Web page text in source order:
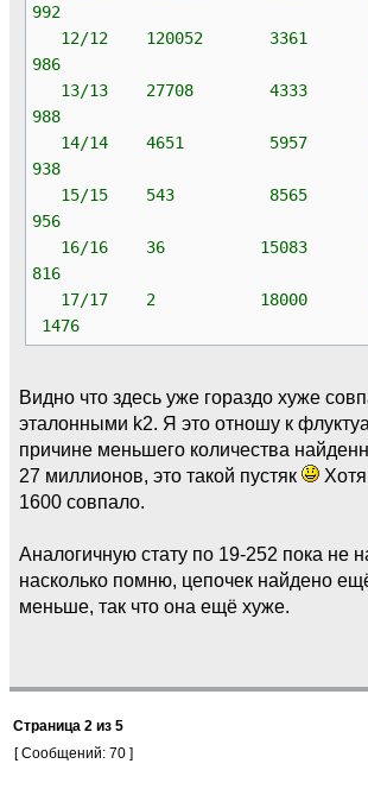
992
12/12 120052
986
13/13 27708
988
14/14 4651 5957
938
15/15 543 8565
956
16/16 36 15083
816
17/17 2 18000
1476
Видно что здесь уже гораздо хуже
эталонными k2. Я это отношу к
причине меньшего количества
27 миллионов, это такой пустяк
1600 совпало.
Аналогичную стату по 19-252 пока не
насколько помню, цепочек найдено
меньше, так что она ещё хуже.
Страница 2 из 5
[ Сообщений: 70 ]